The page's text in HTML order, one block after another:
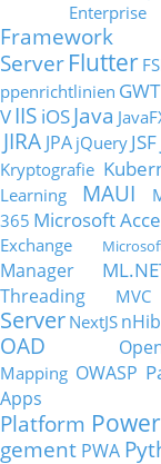
Framework
Server Flutter
ppenrichtlinien GWT
VIIS iOSJava
JIRA JPA jQuery JSF
Kryptografie
Learning
MAUI
365 Microsoft
Exchange
Manager
Threading
MVC
Server NextJS
OAD
Mapping OWASP
Apps
Platform
gement PWA